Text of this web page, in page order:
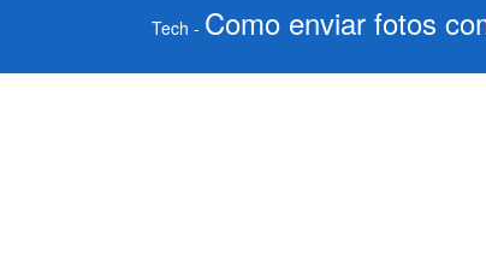
Tech - Como enviar fotos